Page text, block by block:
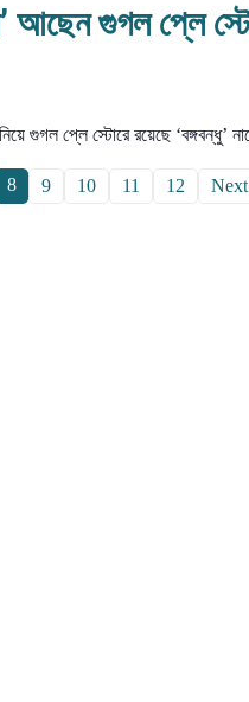
আছেন গুগল প্লে
গুগল প্লে স্টোরে রয়েছে
8 9 10 11 12 Next